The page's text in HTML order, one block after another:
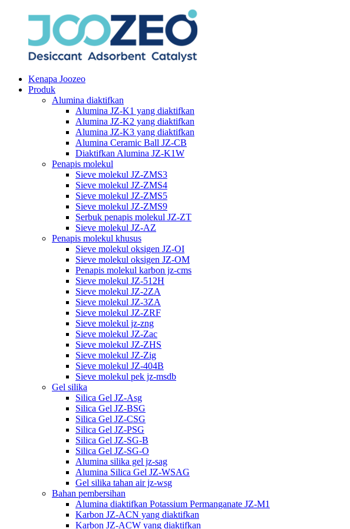
Kenapa Joozeo
Produk
Alumina diaktifkan
Alumina JZ-K1 yang diaktifkan
Alumina JZ-K2 yang diaktifkan
Alumina JZ-K3 yang diaktifkan
Alumina Ceramic Ball JZ-CB
Diaktifkan Alumina JZ-K1W
Penapis molekul
Sieve molekul JZ-ZMS3
Sieve molekul JZ-ZMS4
Sieve molekul JZ-ZMS5
Sieve molekul JZ-ZMS9
Serbuk penapis molekul JZ-ZT
Sieve molekul JZ-AZ
Penapis molekul khusus
Sieve molekul oksigen JZ-OI
Sieve molekul oksigen JZ-OM
Penapis molekul karbon jz-cms
Sieve molekul JZ-512H
Sieve molekul JZ-2ZA
Sieve molekul JZ-3ZA
Sieve molekul JZ-ZRF
Sieve molekul jz-zng
Sieve molekul JZ-Zac
Sieve molekul JZ-ZHS
Sieve molekul JZ-Zig
Sieve molekul JZ-404B
Sieve molekul pek jz-msdb
Gel silika
Silica Gel JZ-Asg
Silica Gel JZ-BSG
Silica Gel JZ-CSG
Silica Gel JZ-PSG
Silica Gel JZ-SG-B
Silica Gel JZ-SG-O
Alumina silika gel jz-sag
Alumina Silica Gel JZ-WSAG
Gel silika tahan air jz-wsg
Bahan pembersihan
Alumina diaktifkan Potassium Permanganate JZ-M1
Karbon JZ-ACN yang diaktifkan
Karbon JZ-ACW yang diaktifkan